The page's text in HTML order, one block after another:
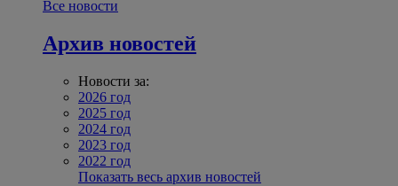
Все новости
Архив новостей
Новости за:
2026 год
2025 год
2024 год
2023 год
2022 год
Показать весь архив новостей